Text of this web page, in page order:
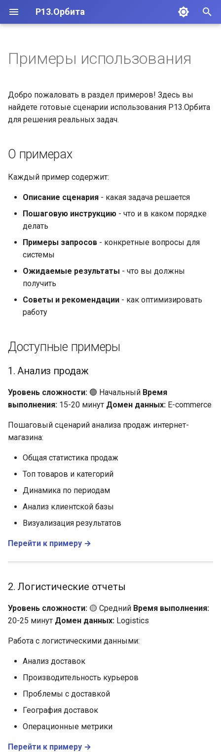
Р13.Орбита
и
а
и
з
а
Требования к системе
Установка
Конфигурация
Docker Compose
Плагин Р7-Офис
Обновление версии
Резервное копирование
Восстановление
Миграция данных
Проблемы установки
Проблемы подключения
Проблемы
Диагностика
Быстрый старт
Как задавать вопросы
Примеры использования
Добро пожаловать в раздел примеров! Здесь вы
найдете готовые сценарии использования Р13.Орбита
для решения реальных задач.
О примерах
Каждый пример содержит:
Описание сценария - какая задача решается
Пошаговую инструкцию - что и в каком порядке
делать
Примеры запросов - конкретные вопросы для
системы
Ожидаемые результаты - что вы должны
получить
Советы и рекомендации - как оптимизировать
работу
Доступные примеры
1. Анализ продаж
Уровень сложности: 🟢 Начальный Время
выполнения: 15-20 минут Домен данных: E-commerce
Пошаговый сценарий анализа продаж интернет-
магазина:
Общая статистика продаж
Топ товаров и категорий
Динамика по периодам
Анализ клиентской базы
Визуализация результатов
Перейти к примеру →
2. Логистические отчеты
Уровень сложности: 🟡 Средний Время выполнения:
20-25 минут Домен данных: Logistics
Работа с логистическими данными:
Анализ доставок
Производительность курьеров
Проблемы с доставкой
География доставок
Операционные метрики
Перейти к примеру →